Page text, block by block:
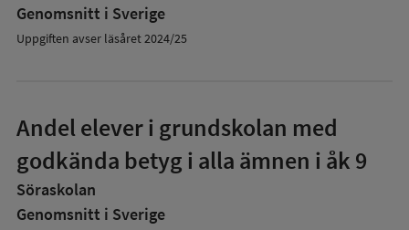
Genomsnitt i Sverige
Uppgiften avser läsåret 2024/25
Andel elever i grundskolan med
godkända betyg i alla ämnen i åk 9
Söraskolan
Genomsnitt i Sverige